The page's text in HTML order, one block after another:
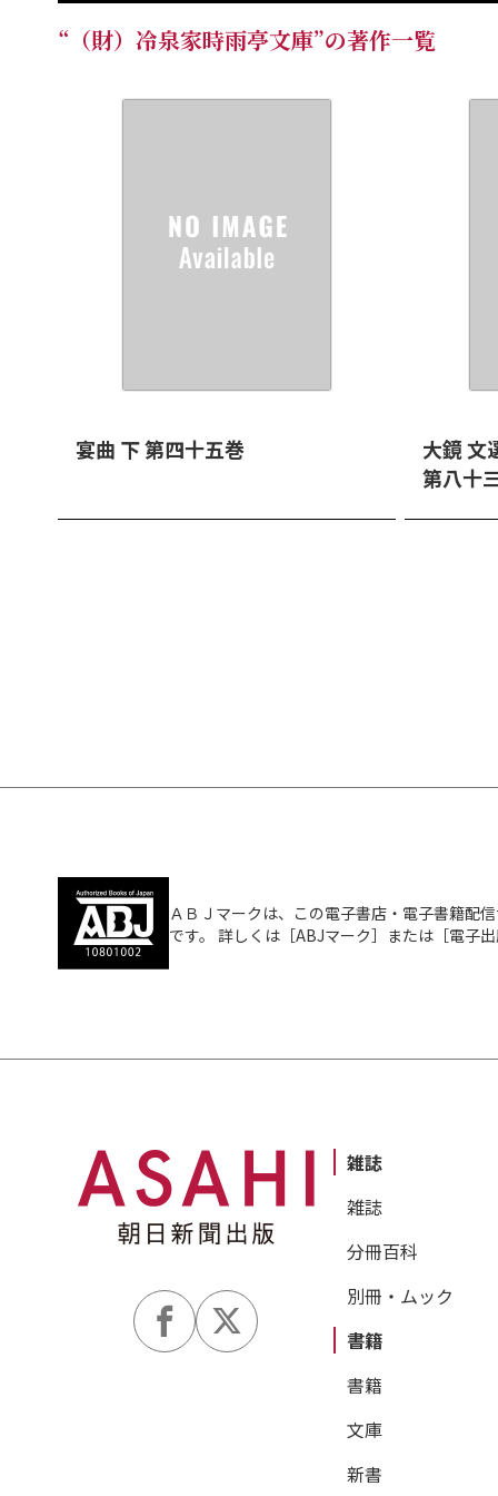
“（財）冷泉家時雨亭文庫”の著作一覧
宴曲 下 第四十五巻
大鏡 文
第八
ＡＢＪマークは、この電子書店・電子書籍配
です。 詳しくは［ABJマーク］または［電子
雑誌
雑誌
分冊百科
別冊・ムック
書籍
書籍
文庫
新書